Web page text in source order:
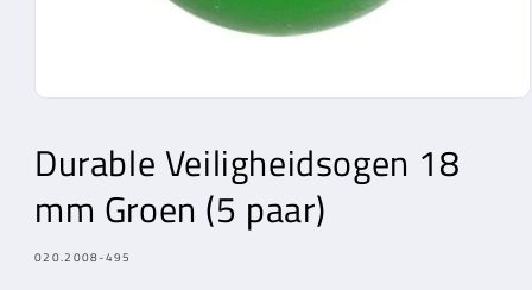
in
modaal
Durable Veiligheidsogen 18
mm Groen (5 paar)
MODEL:
020.2008-495